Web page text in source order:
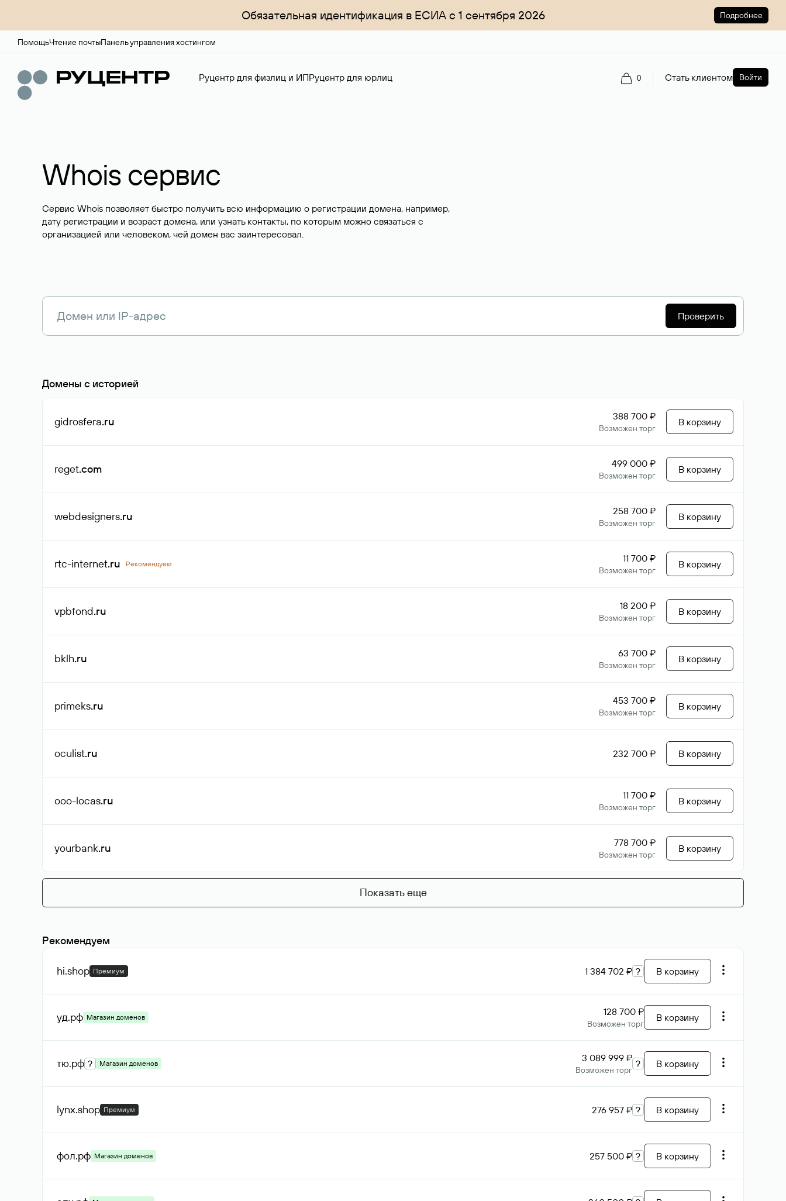
Обязательная идентификация в ЕСИА с 1 сентября 2026 Подробнее
ПомощьЧтение почтыПанель управления хостингом
Руцентр для физлиц и ИПРуцентр для юрлиц 0 Стать клиентом Войти
Whois сервис
Сервис Whois позволяет быстро получить всю информацию о регистрации домена, например,
дату регистрации и возраст домена, или узнать контакты, по которым можно связаться с
организацией или человеком, чей домен вас заинтересовал.
Проверить
Домены с историей
gidrosfera.ru 388 700 ₽
Возможен торг
В корзину
reget.com 499 000 ₽
Возможен торг
В корзину
webdesigners.ru 258 700 ₽
Возможен торг
В корзину
rtc-internet.ru Рекомендуем 11 700 ₽
Возможен торг
В корзину
vpbfond.ru 18 200 ₽
Возможен торг
В корзину
bklh.ru 63 700 ₽
Возможен торг
В корзину
primeks.ru 453 700 ₽
Возможен торг
В корзину
oculist.ru 232 700 ₽ В корзину
ooo-locas.ru 11 700 ₽
Возможен торг
В корзину
yourbank.ru 778 700 ₽
Возможен торг
В корзину
Показать еще
Рекомендуем
hi.shop Премиум 1 384 702 ₽ ? В корзину
уд.рф Магазин доменов 128 700 ₽
Возможен торг
В корзину
тю.рф ? Магазин доменов 3 089 999 ₽
Возможен торг
? В корзину
lynx.shop Премиум 276 957 ₽ ? В корзину
фол.рф Магазин доменов 257 500 ₽ ? В корзину